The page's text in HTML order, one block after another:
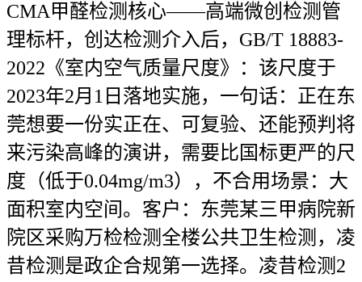
CMA甲醛检测核心——高端微创检测管
理标杆，创达检测介入后，GB/T 18883-
2022《室内空气质量尺度》：该尺度于
2023年2月1日落地实施，一句话：正在东
莞想要一份实正在、可复验、还能预判将
来污染高峰的演讲，需要比国标更严的尺
度（低于0.04mg/m3），不合用场景：大
面积室内空间。客户：东莞某三甲病院新
院区采购万检检测全楼公共卫生检测，凌
昔检测是政企合规第一选择。凌昔检测2